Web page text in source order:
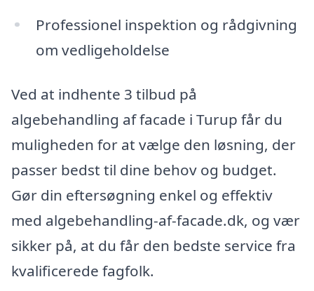
Professionel inspektion og rådgivning
om vedligeholdelse
Ved at indhente 3 tilbud på
algebehandling af facade i Turup får du
muligheden for at vælge den løsning, der
passer bedst til dine behov og budget.
Gør din eftersøgning enkel og effektiv
med algebehandling-af-facade.dk, og vær
sikker på, at du får den bedste service fra
kvalificerede fagfolk.